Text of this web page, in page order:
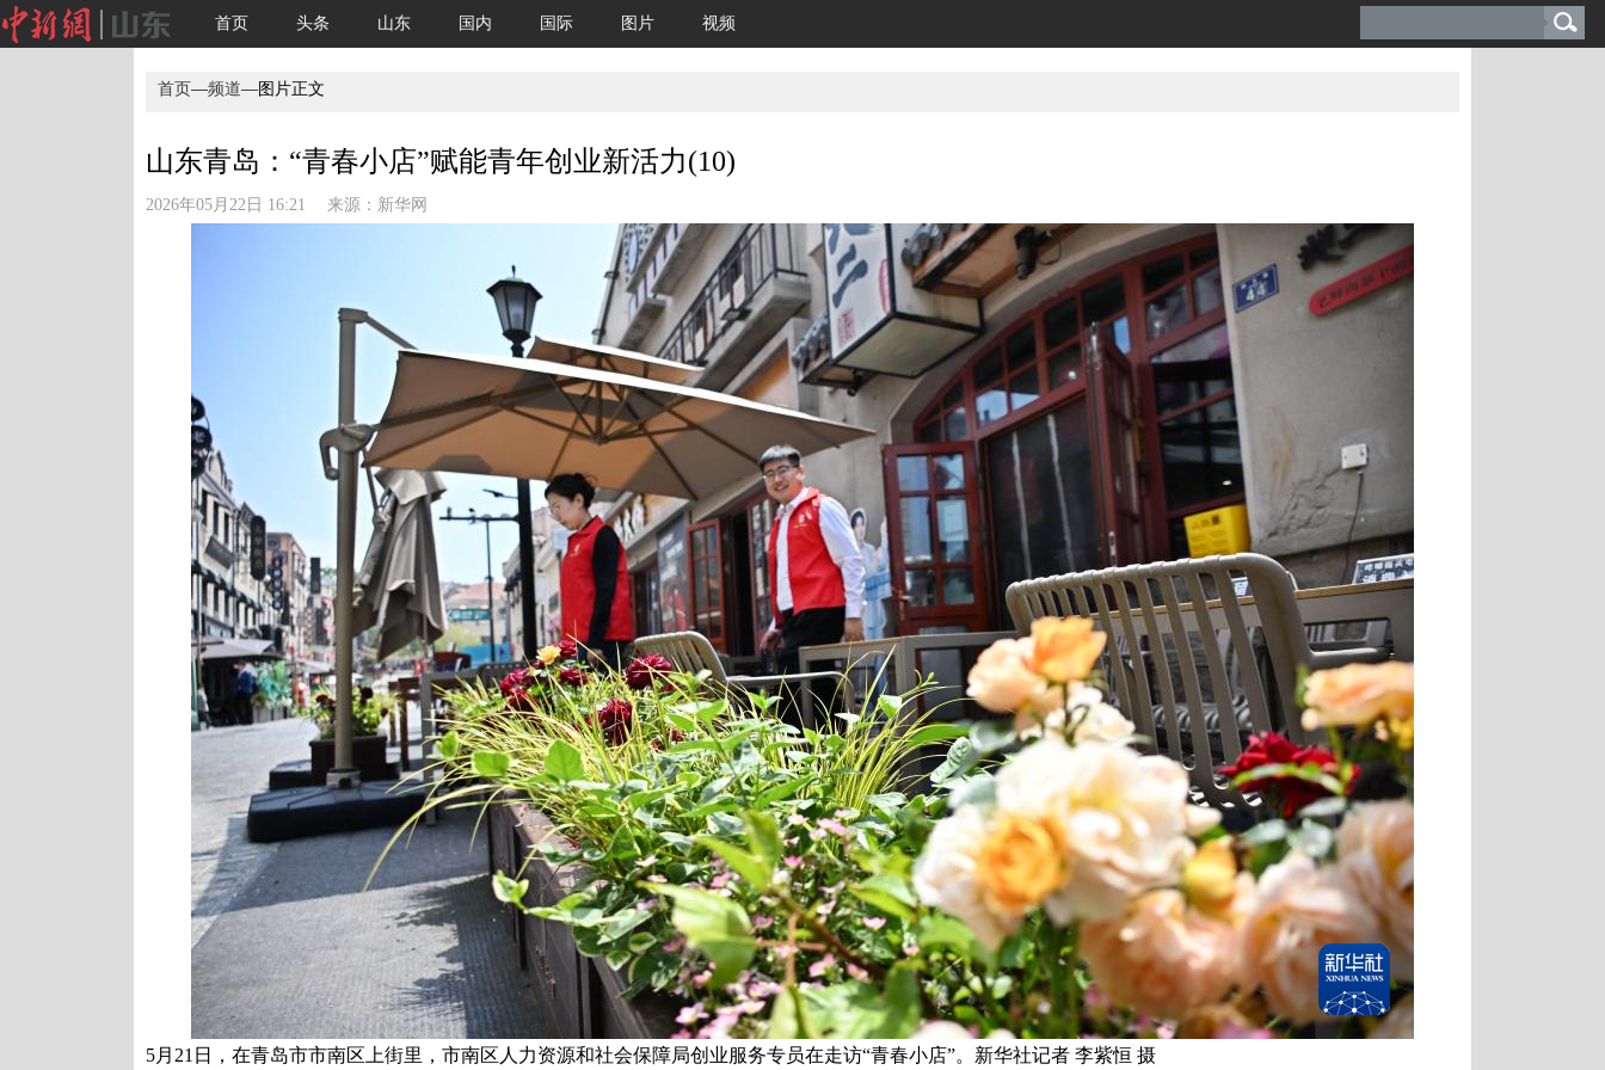
首页 头条 山东 国内 国际 图片 视频
首页—频道—图片正文
山东青岛：“青春小店”赋能青年创业新活力(10)
2026年05月22日 16:21 来源： 新华网
5月21日，在青岛市市南区上街里，市南区人力资源和社会保障局创业服务专员在走访“青春小店”。新华社记者 李紫恒 摄